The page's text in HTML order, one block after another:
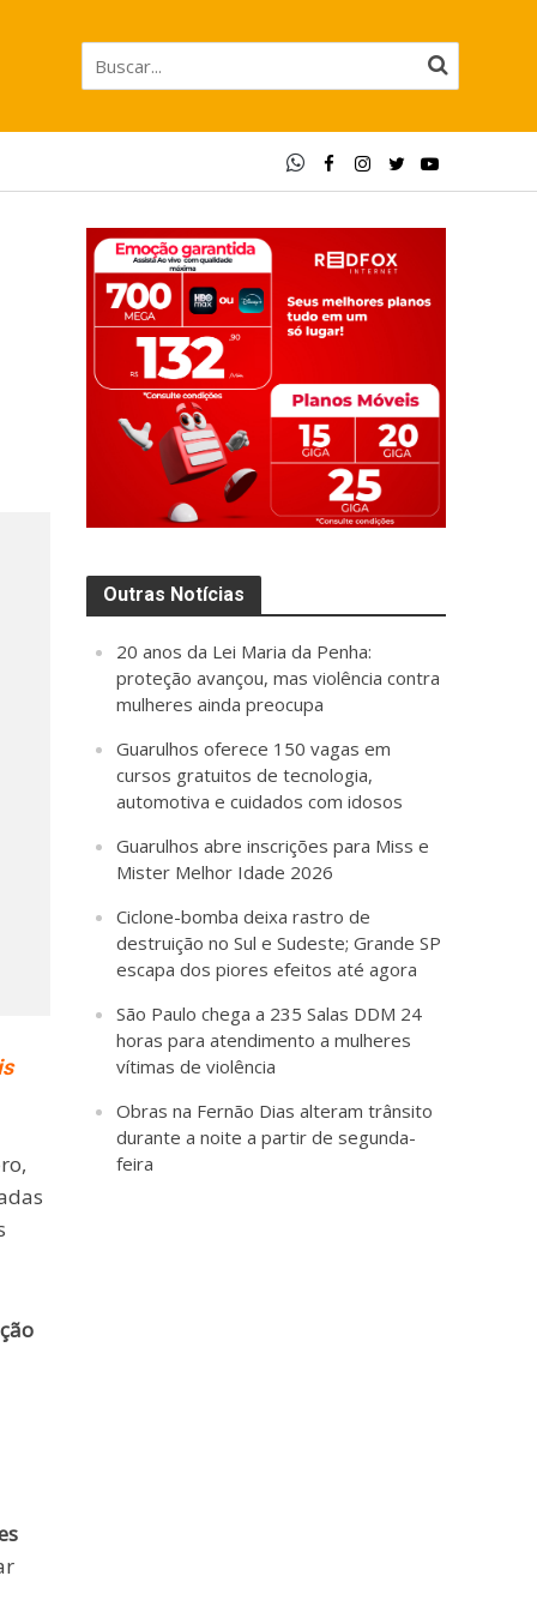
Outras Notícias
20 anos da Lei Maria da Penha:
proteção avançou, mas violência contra
mulheres ainda preocupa
Guarulhos oferece 150 vagas em
cursos gratuitos de tecnologia,
automotiva e cuidados com idosos
Guarulhos abre inscrições para Miss e
Mister Melhor Idade 2026
Ciclone-bomba deixa rastro de
destruição no Sul e Sudeste; Grande SP
escapa dos piores efeitos até agora
São Paulo chega a 235 Salas DDM 24
horas para atendimento a mulheres
vítimas de violência
Obras na Fernão Dias alteram trânsito
durante a noite a partir de segunda-
feira